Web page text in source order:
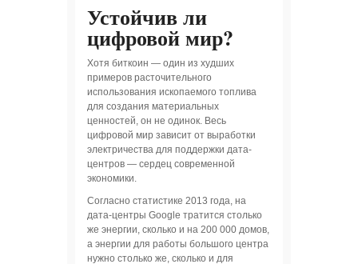
Устойчив ли
цифровой мир?
Хотя биткоин — один из худших
примеров расточительного
использования ископаемого топлива
для создания материальных
ценностей, он не одинок. Весь
цифровой мир зависит от выработки
электричества для поддержки дата-
центров — сердец современной
экономики.
Согласно статистике 2013 года, на
дата-центры Google тратится столько
же энергии, сколько и на 200 000 домов,
а энергии для работы большого центра
нужно столько же, сколько и для